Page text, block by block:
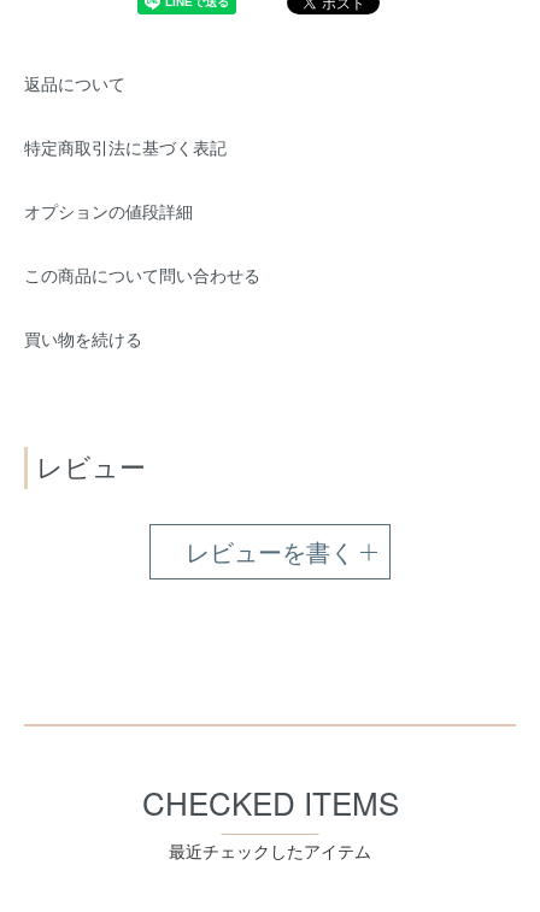
返品について
特定商取引法に基づく表記
オプションの値段詳細
この商品について問い合わせる
買い物を続ける
レビュー
レビューを書く
CHECKED ITEMS
最近チェックしたアイテム